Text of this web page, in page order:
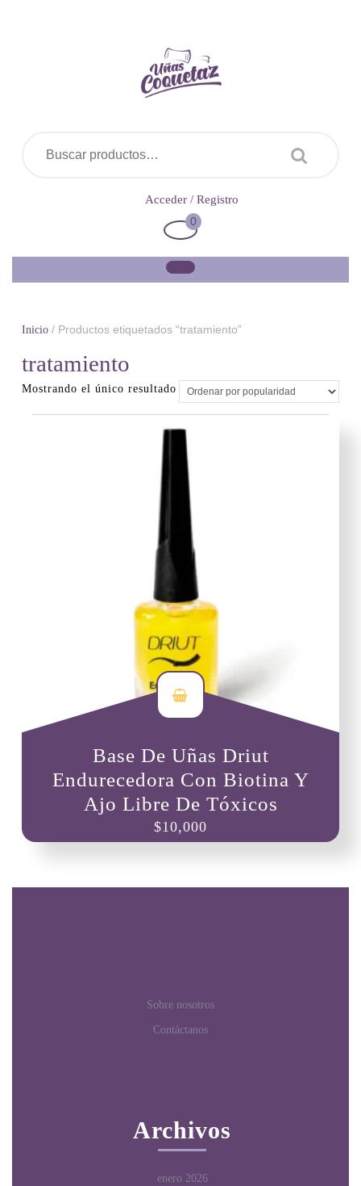
Acceder / Registro
Carrito
0
Inicio / Productos etiquetados “tratamiento”
tratamiento
Mostrando el único resultado
Base De Uñas Driut
Endurecedora Con Biotina Y
Ajo Libre De Tóxicos
$10,000
Sobre nosotros
Contáctanos
Archivos
enero 2026